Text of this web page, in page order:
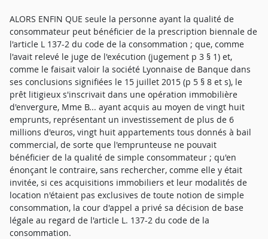
ALORS ENFIN QUE seule la personne ayant la qualité de
consommateur peut bénéficier de la prescription biennale de
l'article L 137-2 du code de la consommation ; que, comme
l'avait relevé le juge de l'exécution (jugement p 3 § 1) et,
comme le faisait valoir la société Lyonnaise de Banque dans
ses conclusions signifiées le 15 juillet 2015 (p 5 § 8 et s), le
prêt litigieux s'inscrivait dans une opération immobilière
d'envergure, Mme B... ayant acquis au moyen de vingt huit
emprunts, représentant un investissement de plus de 6
millions d'euros, vingt huit appartements tous donnés à bail
commercial, de sorte que l'emprunteuse ne pouvait
bénéficier de la qualité de simple consommateur ; qu'en
énonçant le contraire, sans rechercher, comme elle y était
invitée, si ces acquisitions immobiliers et leur modalités de
location n'étaient pas exclusives de toute notion de simple
consommation, la cour d'appel a privé sa décision de base
légale au regard de l'article L. 137-2 du code de la
consommation.